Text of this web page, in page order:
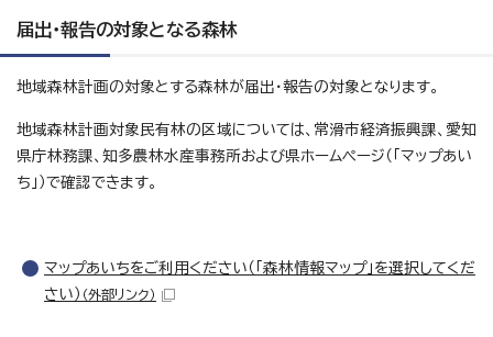
届出・報告の対象となる森林
地域森林計画の対象とする森林が届出・報告の対象となります。
地域森林計画対象民有林の区域については、常滑市経済振興課、愛知
県庁林務課、知多農林水産事務所および県ホームページ（「マップあい
ち」）で確認できます。
マップあいちをご利用ください（「森林情報マップ」を選択してくだ
さい） （外部リンク）